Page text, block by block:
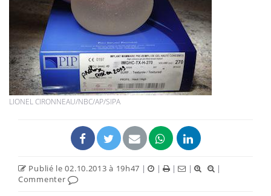
LIONEL CIRONNEAU/NBC/AP/SIPA
Publié le 02.10.2013 à 19h47 | | | |
|
Commenter